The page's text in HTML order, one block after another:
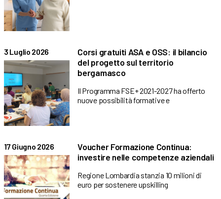
3 Luglio 2026
Corsi gratuiti ASA e OSS: il bilancio
del progetto sul territorio
bergamasco
Il Programma FSE+ 2021-2027 ha offerto
nuove possibilità formative e
17 Giugno 2026
Voucher Formazione Continua:
investire nelle competenze aziendali
Regione Lombardia stanzia 10 milioni di
euro per sostenere upskilling